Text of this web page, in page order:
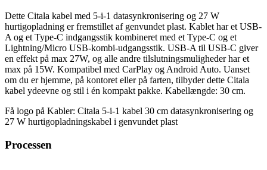
Dette Citala kabel med 5-i-1 datasynkronisering og 27 W
hurtigopladning er fremstillet af genvundet plast. Kablet har et USB-
A og et Type-C indgangsstik kombineret med et Type-C og et
Lightning/Micro USB-kombi-udgangsstik. USB-A til USB-C giver
en effekt på max 27W, og alle andre tilslutningsmuligheder har et
max på 15W. Kompatibel med CarPlay og Android Auto. Uanset
om du er hjemme, på kontoret eller på farten, tilbyder dette Citala
kabel ydeevne og stil i én kompakt pakke. Kabellængde: 30 cm.
Få logo på Kabler: Citala 5-i-1 kabel 30 cm datasynkronisering og
27 W hurtigopladningskabel i genvundet plast
Processen